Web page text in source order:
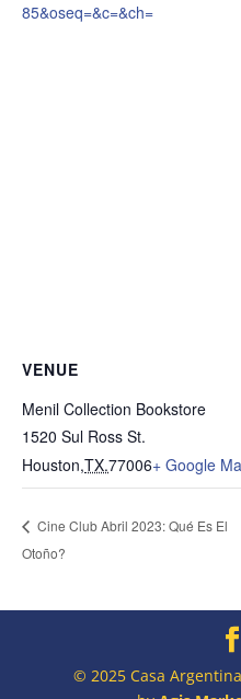
85&oseq=&c=&ch=
VENUE
Menil Collection Bookstore
1520 Sul Ross St.
Houston,TX.77006+ Google
Cine Club Abril 2023: Qué Es El
Otoño?
© 2025 Casa